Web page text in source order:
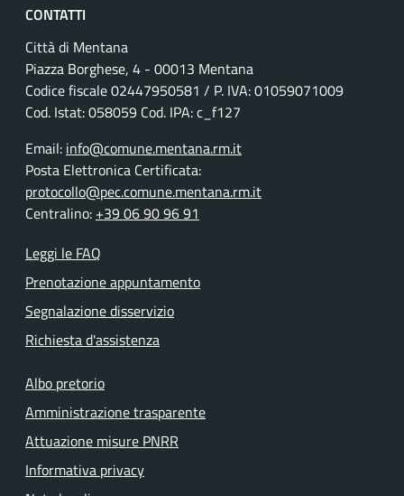
CONTATTI
Città di Mentana
Piazza Borghese, 4 - 00013 Mentana
Codice fiscale02447950581 / P. IVA:01059071009
Cod. Istat: 058059 Cod. IPA: c_f127
Email: info@comune.mentana.rm.it
Posta Elettronica Certificata:
protocollo@pec.comune.mentana.rm.it
Centralino: +39 06 90 96 91
Leggi le FAQ
Prenotazione appuntamento
Segnalazione disservizio
Richiesta d'assistenza
Albo pretorio
Amministrazione trasparente
Attuazione misure PNRR
Informativa privacy